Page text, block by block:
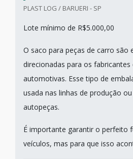
PLAST LOG / BARUERI - SP
Lote mínimo de R$5.000,00
O saco para peças de carro são
direcionadas para os fabricantes
automotivas. Esse tipo de
usada nas linhas de produção
autopeças.
É importante garantir o perfeito
veículos, mas para que isso